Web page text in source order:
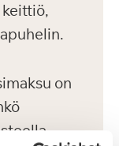
on